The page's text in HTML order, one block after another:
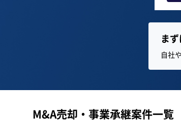
ま
自社
M&A売却・事業承継案件一覧